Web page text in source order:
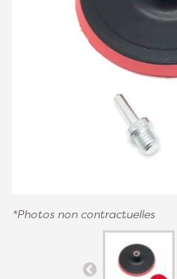
*Photos non contractuelles